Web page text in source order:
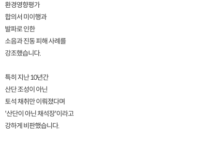
환경영향평가
합의서 미이행과
발파로 인한
소음과 진동 피해 사례를
강조했습니다.
특히 지난 10년간
산단 조성이 아닌
토석 채취만 이뤄졌다며
'산단이 아닌 채석장'이라고
강하게 비판했습니다.